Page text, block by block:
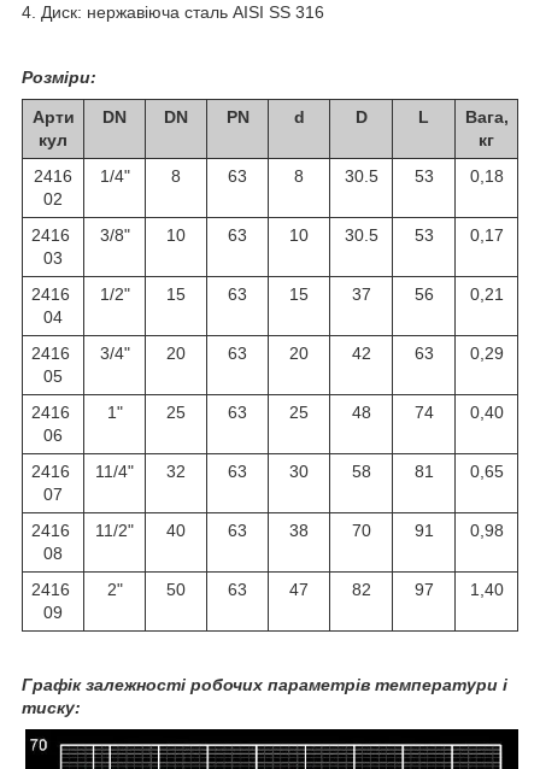
4. Диск: нержавіюча сталь AISI SS 316
Розміри:
Арти
кул
DN DN PN d D L
Вага,
кг
2416
02
1/4" 8 63 8 30.5 53 0,18
2416
03
3/8" 10 63 10 30.5 53 0,17
2416
04
1/2" 15 63 15 37 56 0,21
2416
05
3/4" 20 63 20 42 63 0,29
2416
06
1" 25 63 25 48 74 0,40
2416
07
11/4" 32 63 30 58 81 0,65
2416
08
11/2" 40 63 38 70 91 0,98
2416
09
2" 50 63 47 82 97 1,40
Графік залежності робочих параметрів температури і
тиску: